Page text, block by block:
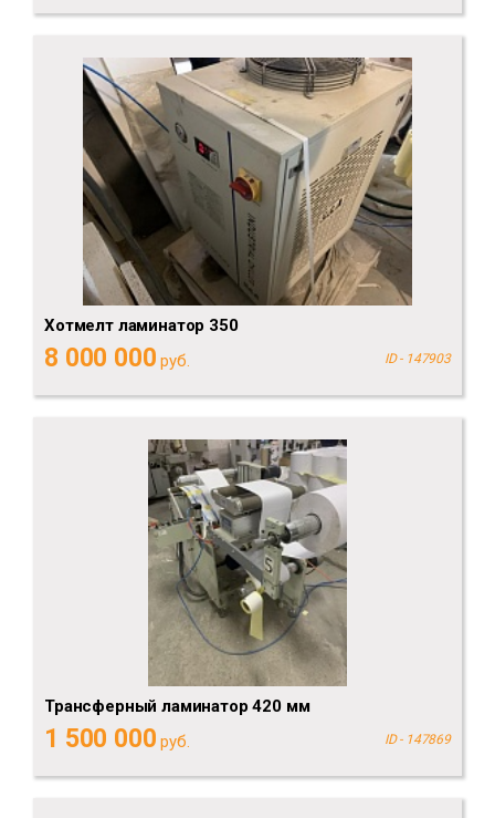
Хотмелт ламинатор 350
8 000 000 руб. ID - 147903
Трансферный ламинатор 420 мм
1 500 000 руб. ID - 147869